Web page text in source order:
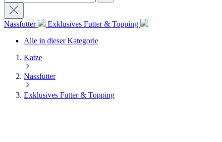
Nassfutter
Exklusives Futter & Topping
Alle in dieser Kategorie
Katze
Nassfutter
Exklusives Futter & Topping